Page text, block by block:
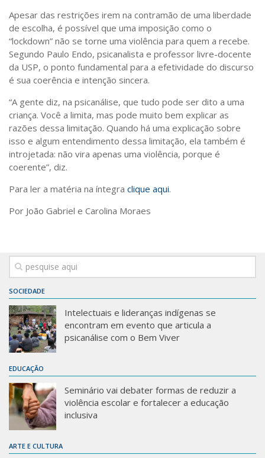
Apesar das restrições irem na contramão de uma liberdade
de escolha, é possível que uma imposição como o
“lockdown” não se torne uma violência para quem a recebe.
Segundo Paulo Endo, psicanalista e professor livre-docente
da USP, o ponto fundamental para a efetividade do discurso
é sua coerência e intenção sincera.
“A gente diz, na psicanálise, que tudo pode ser dito a uma
criança. Você a limita, mas pode muito bem explicar as
razões dessa limitação. Quando há uma explicação sobre
isso e algum entendimento dessa limitação, ela também é
introjetada: não vira apenas uma violência, porque é
coerente”, diz.
Para ler a matéria na íntegra clique aqui.
Por João Gabriel e Carolina Moraes
SOCIEDADE
Intelectuais e lideranças indígenas se
encontram em evento que articula a
psicanálise com o Bem Viver
EDUCAÇÃO
Seminário vai debater formas de reduzir a
violência escolar e fortalecer a educação
inclusiva
ARTE E CULTURA